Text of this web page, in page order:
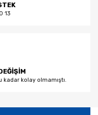
13
kadar kolay olmamıştı.